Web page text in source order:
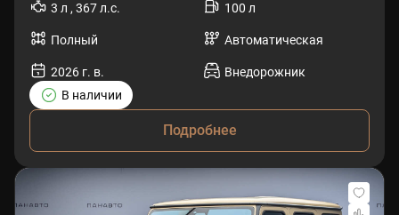
3 л , 367 л.с.
100 л
Полный Автоматическая
2026 г. в.
Внедорожник
В наличии
Подробнее